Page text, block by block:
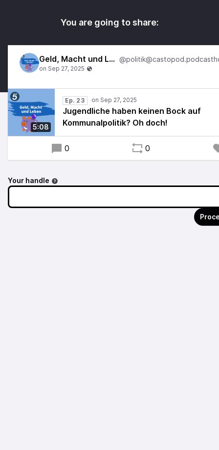
You are going to share:
Geld, Macht und Leben
5:08
Ep. 23
Jugendliche haben keinen Bock auf
Kommunalpolitik? Oh doch!
0 0
Your handle